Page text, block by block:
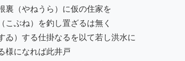
裏（やねうら）に仮の住家を
ぶね）を釣し置ざるは無く
ゐ）する仕掛なるを以て若し洪水に
様になれば此井戸